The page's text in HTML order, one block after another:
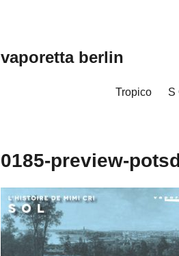
vaporetta berlin
Tropico S
0185-preview-